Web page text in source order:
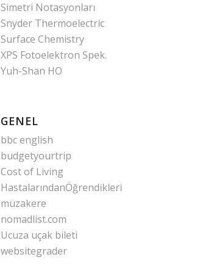
Simetri Notasyonları
Snyder Thermoelectric
Surface Chemistry
XPS Fotoelektron Spek.
Yuh-Shan HO
GENEL
bbc english
budgetyourtrip
Cost of Living
HastalarındanÖğrendikleri
müzakere
nomadlist.com
Ucuza uçak bileti
websitegrader